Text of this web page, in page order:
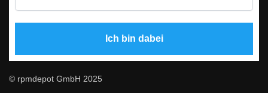
© rpmdepot GmbH 2025